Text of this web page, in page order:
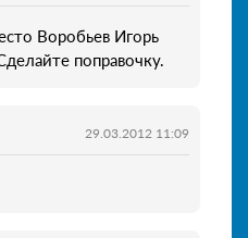
Воробьев Игорь
поправочку.
29.03.2012 11:09